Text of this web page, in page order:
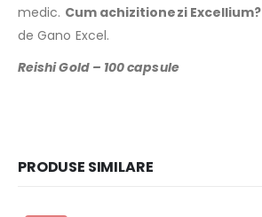
medic. Cum achizitionezi Excellium?
de Gano Excel.
Reishi Gold – 100 capsule
PRODUSE SIMILARE